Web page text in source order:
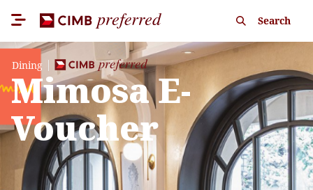
Search
Dining
Mimosa E-
Voucher